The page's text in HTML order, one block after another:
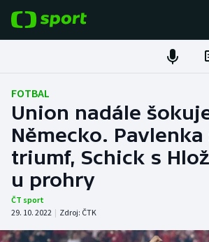
Fotbal
Hokej
Tenis
Atletika
FOTBAL
Union nadále
Německo.
triumf, Schick s
u prohry
ČT sport
29. 10. 2022 | Zdroj: ČTK